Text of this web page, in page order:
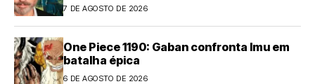
7 DE AGOSTO DE 2026
One Piece 1190: Gaban confronta Imu em
batalha épica
6 DE AGOSTO DE 2026